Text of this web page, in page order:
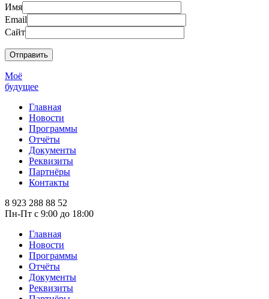
Имя
Email
Сайт
Моё
будущее
Главная
Новости
Программы
Отчёты
Документы
Реквизиты
Партнёры
Контакты
8 923 288 88 52
Пн-Пт с 9:00 до 18:00
Главная
Новости
Программы
Отчёты
Документы
Реквизиты